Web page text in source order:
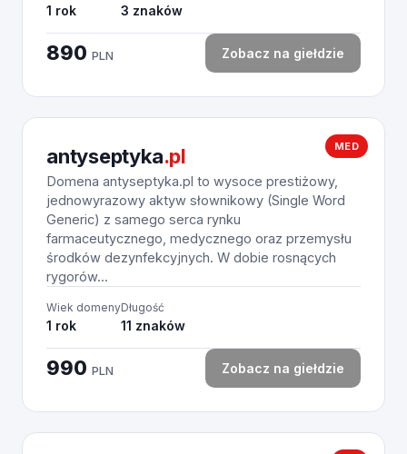
1 rok 3 znaków
890 PLN Zobacz na giełdzie
MED
antyseptyka.pl
Domena antyseptyka.pl to wysoce prestiżowy,
jednowyrazowy aktyw słownikowy (Single Word
Generic) z samego serca rynku
farmaceutycznego, medycznego oraz przemysłu
środków dezynfekcyjnych. W dobie rosnących
rygorów...
Wiek domeny
1 rok
Długość
11 znaków
990 PLN Zobacz na giełdzie